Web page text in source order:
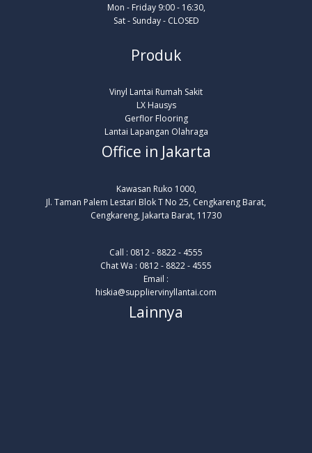
Mon - Friday 9:00 - 16:30,
Sat - Sunday - CLOSED
Produk
Vinyl Lantai Rumah Sakit
LX Hausys
Gerflor Flooring
Lantai Lapangan Olahraga
Office in Jakarta
Kawasan Ruko 1000,
Jl. Taman Palem Lestari Blok T No 25, Cengkareng Barat,
Cengkareng, Jakarta Barat, 11730
Call : 0812 - 8822 - 4555
Chat Wa : 0812 - 8822 - 4555
Email :
hiskia@suppliervinyllantai.com
Lainnya